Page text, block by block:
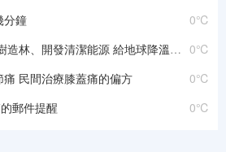
0℃
分鐘
0℃
、開發清潔能源 給地球降溫的方法10字
0℃
民間治療膝蓋痛的偏方
0℃
郵件提醒